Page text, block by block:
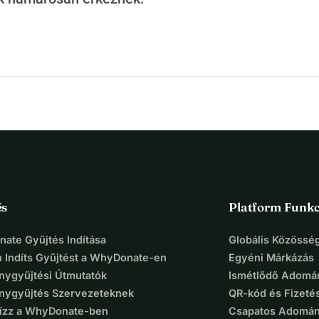
Gyűjtés Indítása
Indíts Gyűjtést a WhyDonate-en
Útmutatók
Szervezeteknek
a WhyDonate-ben
Platform
Globális
Egyéni Márkázás
Ismétlődő
QR-kód és
Csapatos